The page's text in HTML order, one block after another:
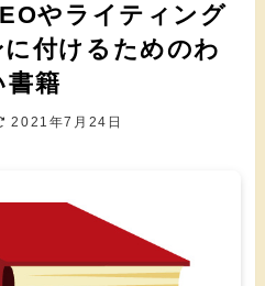
やライティング
付けるためのわ
書籍
2021年7月24日